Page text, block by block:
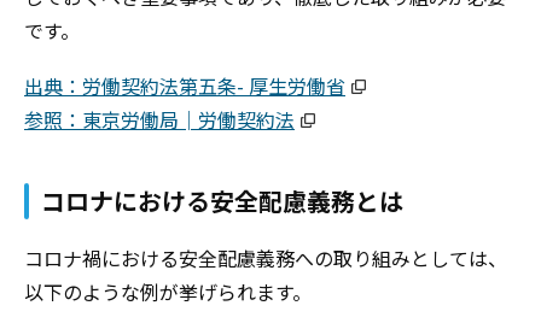
です。
出典：労働契約法第五条- 厚生労働省
参照：東京労働局│労働契約法
コロナにおける安全配慮義務とは
コロナ禍における安全配慮義務への取り組みとしては、
以下のような例が挙げられます。